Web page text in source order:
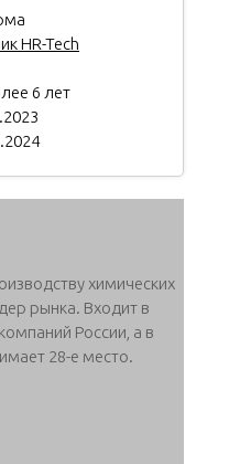
HR-Tech
6 лет
химических
рынка. Входит в
России, а в
28-е место.